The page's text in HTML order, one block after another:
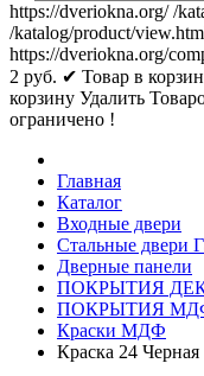
https://dveriokna.org/ /
/katalog/product/
https://dveriokna.org/
2 руб. ✔ Товар в
корзину Удалить
ограничено !
Главная
Каталог
Входные двери
Стальные двери
Дверные панели
ПОКРЫТИЯ
ПОКРЫТИЯ
Краски МДФ
Краска 24 Черная